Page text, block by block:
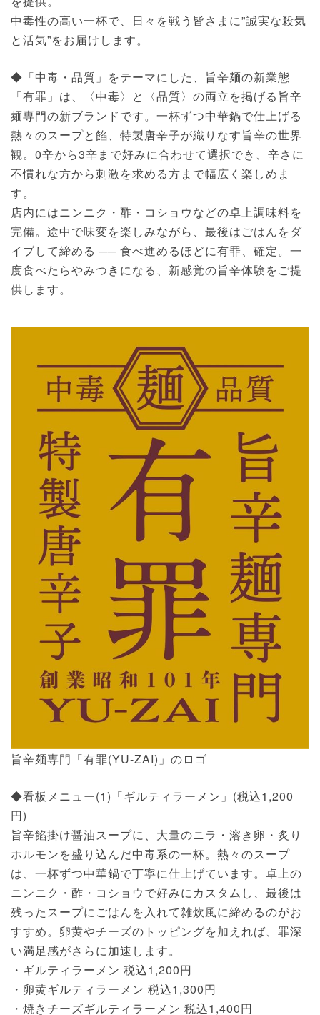
中毒性の高い一杯で、日々を戦う皆さまに”誠実な殺気
と活気”をお届けします。
◆「中毒・品質」をテーマにした、旨辛麺の新業態
「有罪」は、〈中毒〉と〈品質〉の両立を掲げる旨辛
麺専門の新ブランドです。一杯ずつ中華鍋で仕上げる
熱々のスープと餡、特製唐辛子が織りなす旨辛の世界
観。0辛から3辛まで好みに合わせて選択でき、辛さに
不慣れな方から刺激を求める方まで幅広く楽しめま
す。
店内にはニンニク・酢・コショウなどの卓上調味料を
完備。途中で味変を楽しみながら、最後はごはんをダ
イブして締める ── 食べ進めるほどに有罪、確定。一
度食べたらやみつきになる、新感覚の旨辛体験をご提
供します。
旨辛麺専門「有罪(YU-ZAI)」のロゴ
◆看板メニュー(1)「ギルティラーメン」(税込1,200
円)
旨辛餡掛け醤油スープに、大量のニラ・溶き卵・炙り
ホルモンを盛り込んだ中毒系の一杯。熱々のスープ
は、一杯ずつ中華鍋で丁寧に仕上げています。卓上の
ニンニク・酢・コショウで好みにカスタムし、最後は
残ったスープにごはんを入れて雑炊風に締めるのがお
すすめ。卵黄やチーズのトッピングを加えれば、罪深
い満足感がさらに加速します。
・ギルティラーメン 税込1,200円
・卵黄ギルティラーメン 税込1,300円
・焼きチーズギルティラーメン 税込1,400円